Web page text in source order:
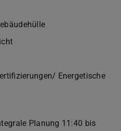
Energetische
Planung 11:40 bis